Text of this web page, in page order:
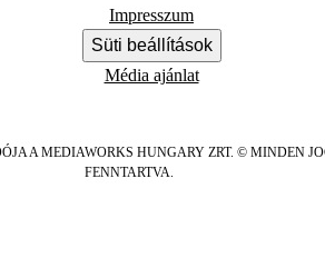
Impresszum
Süti beállítások
Média ajánlat
A MEDIAWORKS HUNGARY ZRT. © MINDEN
FENNTARTVA.